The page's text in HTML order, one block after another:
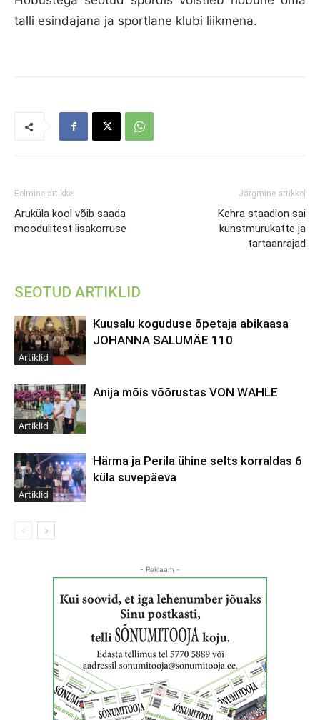
talli esindajana ja sportlane klubi liikmena.
Eelmine artikkel
Aruküla kool võib saada
moodulitest lisakorruse
Järgmine artikkel
Kehra staadion sai
kunstmurukatte ja
tartaanrajad
SEOTUD ARTIKLID
Artiklid
Kuusalu koguduse õpetaja abikaasa
JOHANNA SALUMÄE 110
Artiklid
Anija mõis võõrustas VON WAHLE
Artiklid
Härma ja Perila ühine selts korraldas 6
küla suvepäeva
- Reklaam -